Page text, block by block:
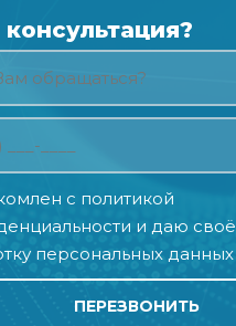
с политикой
и даю своё
персональных данных
ПЕРЕЗВОНИТЬ